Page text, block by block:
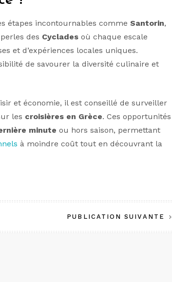
étapes incontournables comme Santorin,
des Cyclades où chaque escale
et d’expériences locales uniques.
de savourer la diversité culinaire et
et économie, il est conseillé de surveiller
les croisières en Grèce. Ces opportunités
minute ou hors saison, permettant
à moindre coût tout en découvrant la
PUBLICATION SUIVANTE